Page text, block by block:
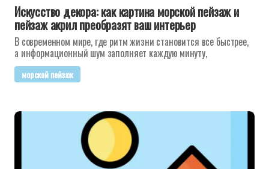
Искусство декора: как картина морской пейзаж и
пейзаж акрил преобразят ваш интерьер
В современном мире, где ритм жизни становится все быстрее,
а информационный шум заполняет каждую минуту,
морской пейзаж